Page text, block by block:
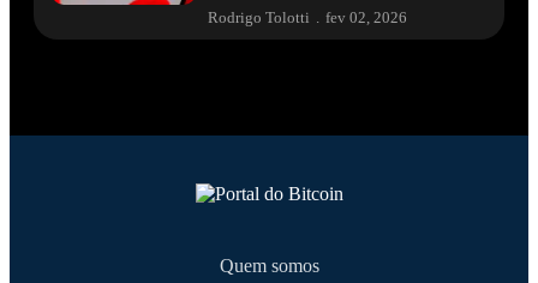
Rodrigo Tolotti fev 02, 2026
Quem somos